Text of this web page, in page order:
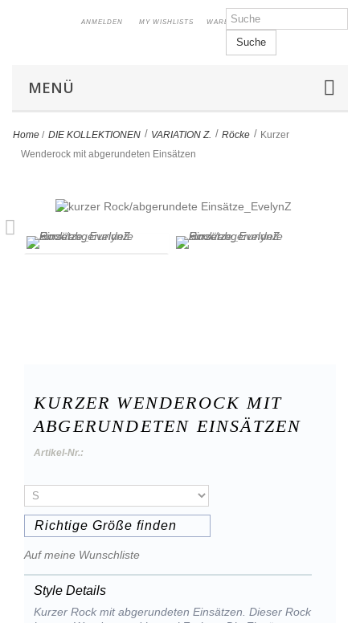
WARENKORB
MY WISHLISTS
ANMELDEN
Suche
MENÜ
Home / DIE KOLLEKTIONEN > VARIATION Z. > Röcke > Kurzer
Wenderock mit abgerundeten Einsätzen
KURZER WENDEROCK MIT
ABGERUNDETEN EINSÄTZEN
Artikel-Nr.:
Richtige Größe finden
Auf meine Wunschliste
Style Details
Kurzer Rock mit abgerundeten Einsätzen. Dieser Rock